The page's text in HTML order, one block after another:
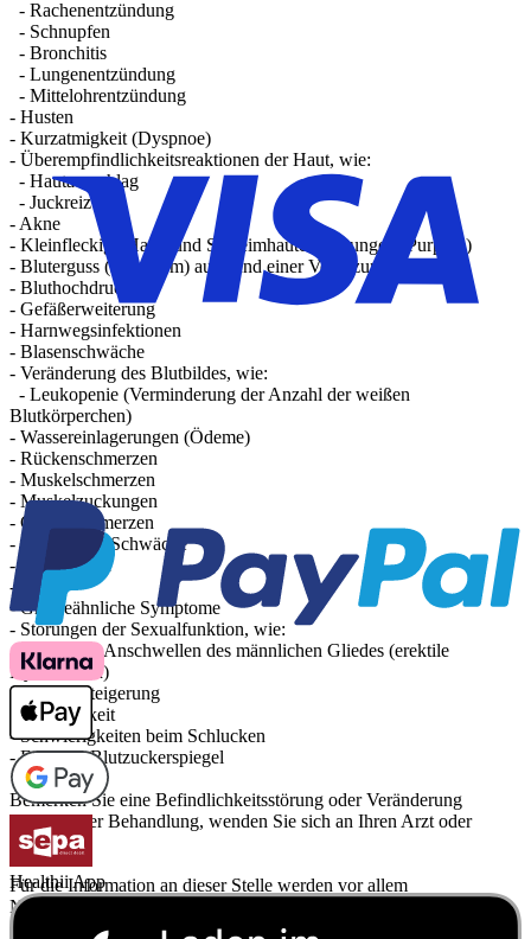
- Rachenentzündung
- Schnupfen
- Bronchitis
- Lungenentzündung
- Mittelohrentzündung
- Husten
- Kurzatmigkeit (Dyspnoe)
- Überempfindlichkeitsreaktionen der Haut, wie:
- Hautausschlag
- Juckreiz
- Akne
- Kleinfleckige Haut- und Schleimhauteinblutungen (Purpura)
- Bluterguss (Hämatom) aufgrund einer Verletzung
- Bluthochdruck
- Gefäßerweiterung
- Harnwegsinfektionen
- Blasenschwäche
- Veränderung des Blutbildes, wie:
- Leukopenie (Verminderung der Anzahl der weißen
Blutkörperchen)
- Wassereinlagerungen (Ödeme)
- Rückenschmerzen
- Muskelschmerzen
- Muskelzuckungen
- Gelenkschmerzen
- Allgemeine Schwäche
- Unwohlsein
- Fieber
- Grippeähnliche Symptome
- Störungen der Sexualfunktion, wie:
- Gestörtes Anschwellen des männlichen Gliedes (erektile
Dysfunktion)
- Antriebssteigerung
- Schläfrigkeit
- Schwierigkeiten beim Schlucken
- Erhöhter Blutzuckerspiegel
Bemerken Sie eine Befindlichkeitsstörung oder Veränderung
während der Behandlung, wenden Sie sich an Ihren Arzt oder
Apotheker.
Für die Information an dieser Stelle werden vor allem
Nebenwirkungen berücksichtigt, die bei mindestens einem von
1.000 behandelten Patienten auftreten.
Healthii App